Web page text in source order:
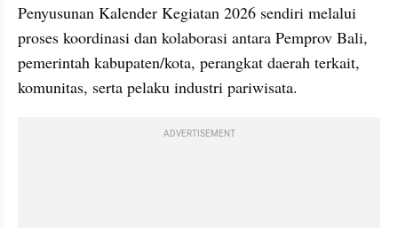
Penyusunan Kalender Kegiatan 2026 sendiri melalui
proses koordinasi dan kolaborasi antara Pemprov Bali,
pemerintah kabupaten/kota, perangkat daerah terkait,
komunitas, serta pelaku industri pariwisata.
ADVERTISEMENT